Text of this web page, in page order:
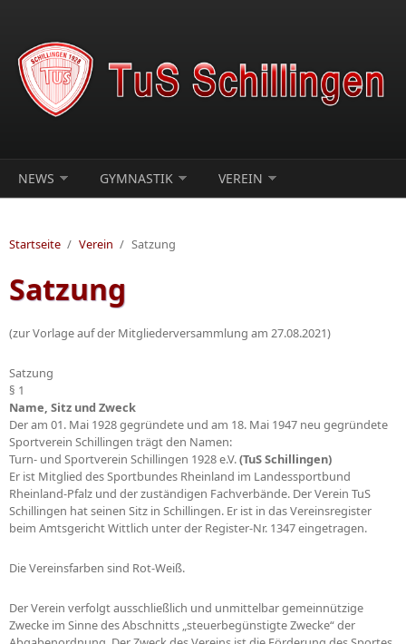
NEWS GYMNASTIK VEREIN
Startseite / Verein / Satzung
Satzung
(zur Vorlage auf der Mitgliederversammlung am 27.08.2021)
Satzung
§ 1
Name, Sitz und Zweck
Der am 01. Mai 1928 gegründete und am 18. Mai 1947 neu gegründete
Sportverein Schillingen trägt den Namen:
Turn- und Sportverein Schillingen 1928 e.V.(TuS Schillingen)
Er ist Mitglied des Sportbundes Rheinland im Landessportbund
Rheinland-Pfalz und der zuständigen Fachverbände. Der Verein TuS
Schillingen hat seinen Sitz in Schillingen. Er ist in das Vereinsregister
beim Amtsgericht Wittlich unter der Register-Nr. 1347 eingetragen.
Die Vereinsfarben sind Rot-Weiß.
Der Verein verfolgt ausschließlich und unmittelbar gemeinnützige
Zwecke im Sinne des Abschnitts „steuerbegünstigte Zwecke“ der